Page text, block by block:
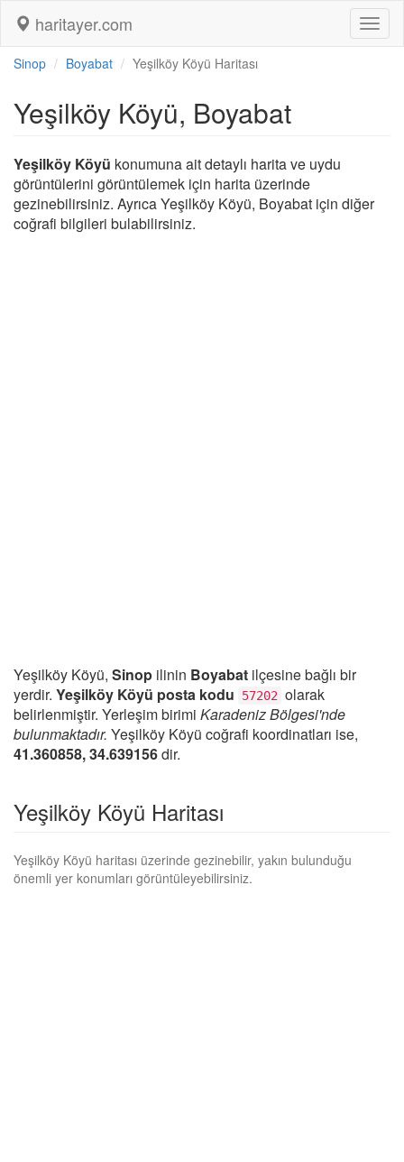
haritayer.com
Sinop Boyabat Yeşilköy Köyü Haritası
Yeşilköy Köyü, Boyabat
Yeşilköy Köyü konumuna ait detaylı harita ve uydu
görüntülerini görüntülemek için harita üzerinde
gezinebilirsiniz. Ayrıca Yeşilköy Köyü, Boyabat için diğer
coğrafi bilgileri bulabilirsiniz.
Yeşilköy Köyü, Sinop ilinin Boyabat ilçesine bağlı bir
yerdir. Yeşilköy Köyü posta kodu 57202 olarak
belirlenmiştir. Yerleşim birimi Karadeniz Bölgesi'nde
bulunmaktadır. Yeşilköy Köyü coğrafi koordinatları ise,
41.360858, 34.639156dir.
Yeşilköy Köyü Haritası
Yeşilköy Köyü haritası üzerinde gezinebilir, yakın bulunduğu
önemli yer konumları görüntüleyebilirsiniz.